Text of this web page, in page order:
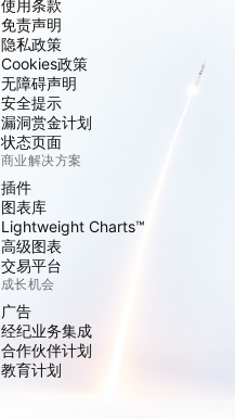
使用条款
免责声明
隐私政策
Cookies政策
无障碍声明
安全提示
漏洞赏金计划
状态页面
商业解决方案
插件
图表库
Lightweight Charts™
高级图表
交易平台
成长机会
广告
经纪业务集成
合作伙伴计划
教育计划